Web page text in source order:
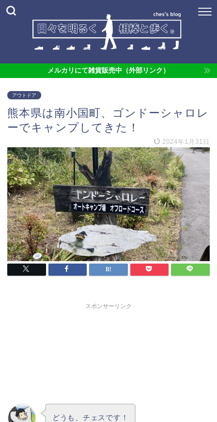
メルカリにて雑貨販売中（外部リンク）
アウトドア
熊本県は南小国町、ゴンドーシャロレ
ーでキャンプしてきた！
2024年1月31日
スポンサーリンク
どうも、チェスです！